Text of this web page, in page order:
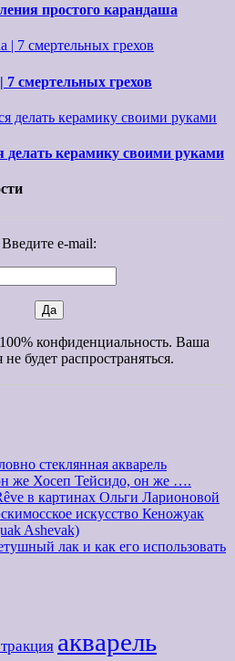
простого карандаша
7 смертельных грехов
делать керамику своими руками
Введите e-mail:
конфиденциальность. Ваша
будет распространяться.
стеклянная акварель
же Хосеп Тейсидо, он же ….
в картинах Ольги Ларионовой
искусство Кеножуак
Ashevak)
лак и как его использовать
акварель